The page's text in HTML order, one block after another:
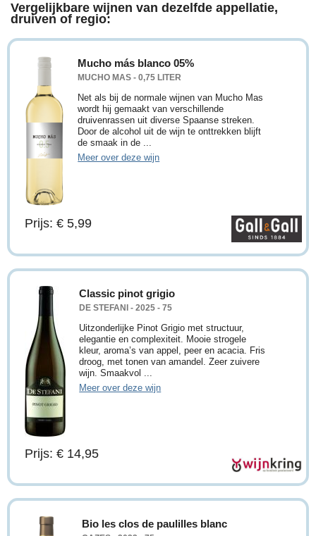
Vergelijkbare wijnen van dezelfde appellatie,
druiven of regio:
Mucho más blanco 05%
MUCHO MAS - 0,75 LITER
Net als bij de normale wijnen van Mucho Mas
wordt hij gemaakt van verschillende
druivenrassen uit diverse Spaanse streken.
Door de alcohol uit de wijn te onttrekken blijft
de smaak in de ...
Meer over deze wijn
Prijs: € 5,99
Classic pinot grigio
DE STEFANI - 2025 - 75
Uitzonderlijke Pinot Grigio met structuur,
elegantie en complexiteit. Mooie strogele
kleur, aroma’s van appel, peer en acacia. Fris
droog, met tonen van amandel. Zeer zuivere
wijn. Smaakvol ...
Meer over deze wijn
Prijs: € 14,95
Bio les clos de paulilles blanc